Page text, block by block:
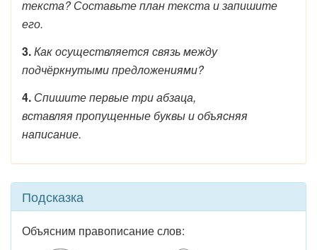
текста? Составьте план текста и запишите
его.
3.Как осуществляется связь между
подчёркнутыми предложениями?
4. Спишите первые три абзаца,
вставляя пропущенные буквы и объясняя
написание.
Подсказка
Объясним правописание слов: